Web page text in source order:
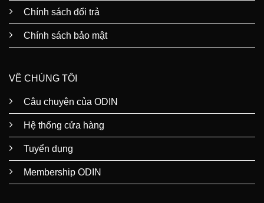
Chính sách đổi trả
Chính sách bảo mật
VỀ CHÚNG TÔI
Câu chuyện của ODIN
Hệ thống cửa hàng
Tuyển dụng
Membership ODIN